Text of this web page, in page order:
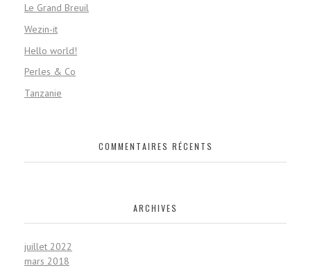
Le Grand Breuil
Wezin-it
Hello world!
Perles & Co
Tanzanie
COMMENTAIRES RÉCENTS
ARCHIVES
juillet 2022
mars 2018